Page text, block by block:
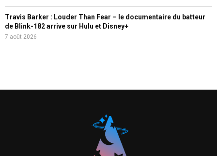
Travis Barker : Louder Than Fear – le documentaire du batteur
de Blink-182 arrive sur Hulu et Disney+
7 août 2026